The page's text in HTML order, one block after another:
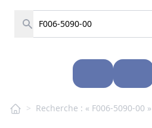
> Recherche : « F006-5090-00 »